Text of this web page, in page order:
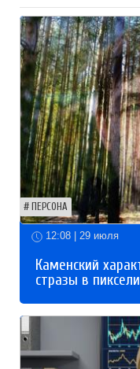
ПЕРСОНА
12:08 | 29 июля
Каменский
стразы в пиксели